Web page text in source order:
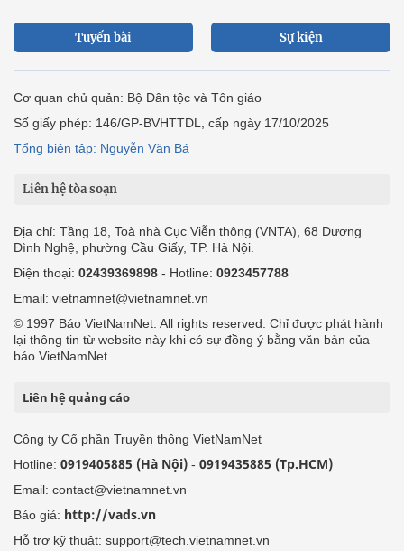
Tuyến bài Sự kiện
Cơ quan chủ quản: Bộ Dân tộc và Tôn giáo
Số giấy phép: 146/GP-BVHTTDL, cấp ngày 17/10/2025
Tổng biên tập: Nguyễn Văn Bá
Liên hệ tòa soạn
Địa chỉ: Tầng 18, Toà nhà Cục Viễn thông (VNTA), 68 Dương
Đình Nghệ, phường Cầu Giấy, TP. Hà Nội.
Điện thoại: 02439369898 - Hotline: 0923457788
Email: vietnamnet@vietnamnet.vn
© 1997 Báo VietNamNet. All rights reserved. Chỉ được phát hành
lại thông tin từ website này khi có sự đồng ý bằng văn bản của
báo VietNamNet.
Liên hệ quảng cáo
Công ty Cổ phần Truyền thông VietNamNet
Hotline: 0919405885 (Hà Nội) - 0919435885 (Tp.HCM)
Email: contact@vietnamnet.vn
Báo giá: http://vads.vn
Hỗ trợ kỹ thuật: support@tech.vietnamnet.vn